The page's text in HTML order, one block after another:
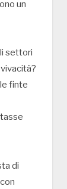
un
settori
finte
di